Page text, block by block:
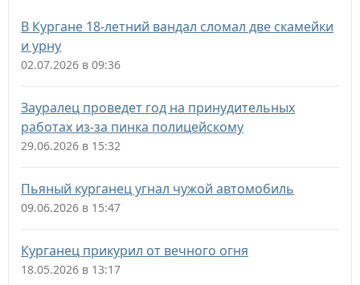
В Кургане 18-летний вандал сломал две скамейки
и урну
02.07.2026 в 09:36
Зауралец проведет год на принудительных
работах из-за пинка полицейскому
29.06.2026 в 15:32
Пьяный курганец угнал чужой автомобиль
09.06.2026 в 15:47
Курганец прикурил от вечного огня
18.05.2026 в 13:17